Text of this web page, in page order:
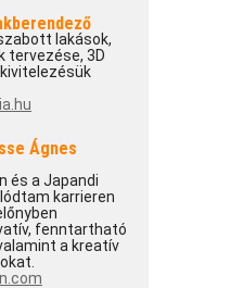
lakások,
tervezése, 3D
Ágnes
és a Japandi
karrieren
fenntartható
a kreatív